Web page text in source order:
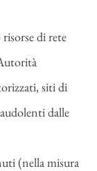
di rete
siti di
dalle
(nella misura